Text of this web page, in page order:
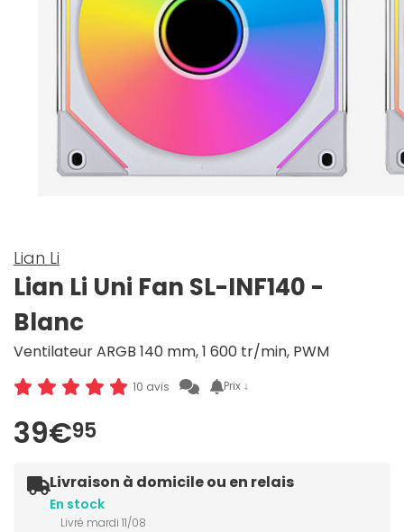
Lian Li
Lian Li Uni Fan SL-INF140 -
Blanc
Ventilateur ARGB 140 mm, 1 600 tr/min, PWM
10 avis Prix ↓
39€95
Livraison à domicile ou en relais
En stock
Livré mardi 11/08